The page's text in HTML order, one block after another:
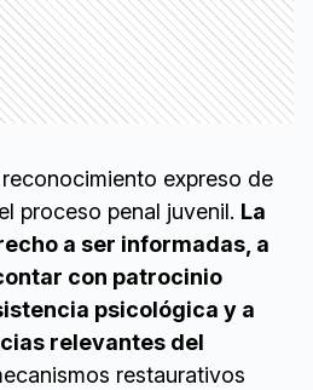
expreso de
proceso penal juvenil. La
a ser informadas, a
con patrocinio
psicológica y a
relevantes del
restaurativos